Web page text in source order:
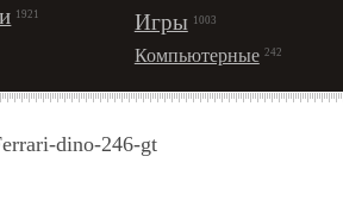
1921 Игры 1003
Компьютерные 242
dino-246-gt